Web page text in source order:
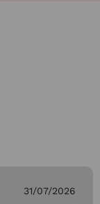
31/07/2026